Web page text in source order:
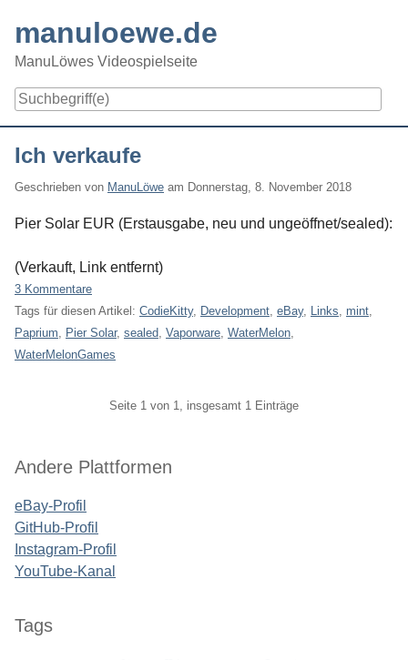
content
manuloewe.de
ManuLöwes Videospielseite
Ich verkaufe
Geschrieben von ManuLöwe am Donnerstag, 8. November 2018
Pier Solar EUR (Erstausgabe, neu und ungeöffnet/sealed):
(Verkauft, Link entfernt)
3 Kommentare
Tags für diesen Artikel: CodieKitty, Development eBay, Links mint
Paprium
Pier Solar, sealed Vaporware WaterMelon
WaterMelonGames
Seite 1 von 1, insgesamt 1 Einträge
Seitenleiste
Andere Plattformen
eBay-Profil
GitHub-Profil
Instagram-Profil
YouTube-Kanal
Tags